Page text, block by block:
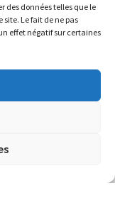
des données telles que le
Le fait de ne pas
effet négatif sur certaines